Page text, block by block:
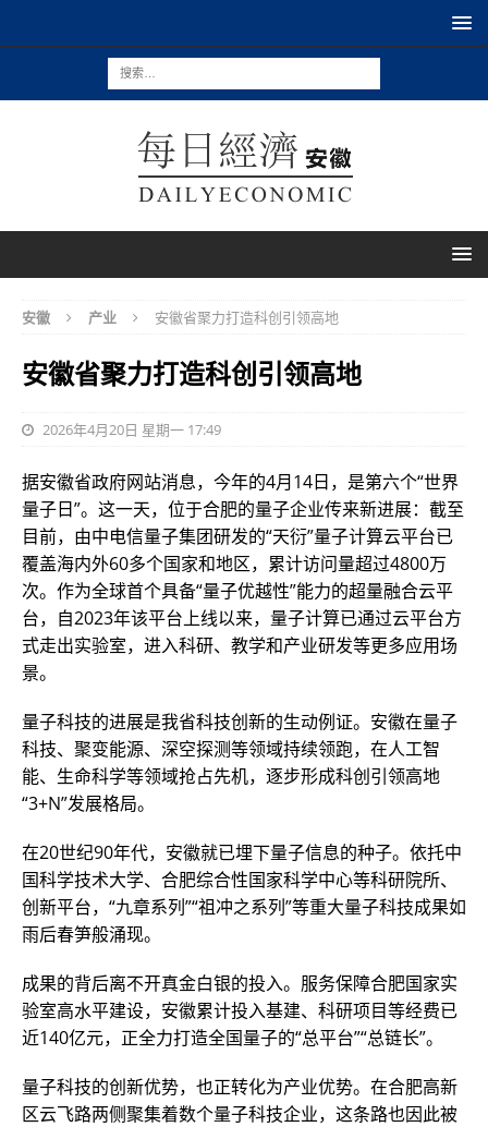
安徽 产业 安徽省聚力打造科创引领高地
安徽省聚力打造科创引领高地
2026年4月20日 星期一 17:49
据安徽省政府网站消息，今年的4月14日，是第六个“世界
量子日”。这一天，位于合肥的量子企业传来新进展：截至
目前，由中电信量子集团研发的“天衍”量子计算云平台已
覆盖海内外60多个国家和地区，累计访问量超过4800万
次。作为全球首个具备“量子优越性”能力的超量融合云平
台，自2023年该平台上线以来，量子计算已通过云平台方
式走出实验室，进入科研、教学和产业研发等更多应用场
景。
量子科技的进展是我省科技创新的生动例证。安徽在量子
科技、聚变能源、深空探测等领域持续领跑，在人工智
能、生命科学等领域抢占先机，逐步形成科创引领高地
“3+N”发展格局。
在20世纪90年代，安徽就已埋下量子信息的种子。依托中
国科学技术大学、合肥综合性国家科学中心等科研院所、
创新平台，“九章系列”“祖冲之系列”等重大量子科技成果如
雨后春笋般涌现。
成果的背后离不开真金白银的投入。服务保障合肥国家实
验室高水平建设，安徽累计投入基建、科研项目等经费已
近140亿元，正全力打造全国量子的“总平台”“总链长”。
量子科技的创新优势，也正转化为产业优势。在合肥高新
区云飞路两侧聚集着数个量子科技企业，这条路也因此被